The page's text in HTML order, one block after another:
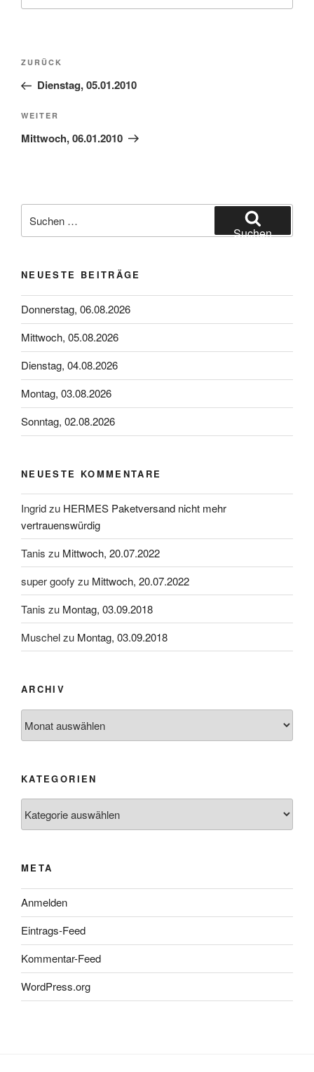
Beitragsnavigation
Vorheriger
Beitrag
ZURÜCK
Dienstag, 05.01.2010
Nächster
Beitrag
WEITER
Mittwoch, 06.01.2010
nach:
Suchen
NEUESTE BEITRÄGE
Donnerstag, 06.08.2026
Mittwoch, 05.08.2026
Dienstag, 04.08.2026
Montag, 03.08.2026
Sonntag, 02.08.2026
NEUESTE KOMMENTARE
Ingridzu HERMES Paketversand nicht mehr
vertrauenswürdig
Tanis zu Mittwoch, 20.07.2022
super goofy zu Mittwoch, 20.07.2022
Tanis zu Montag, 03.09.2018
Muschelzu Montag, 03.09.2018
ARCHIV
KATEGORIEN
META
Anmelden
Eintrags-Feed
Kommentar-Feed
WordPress.org